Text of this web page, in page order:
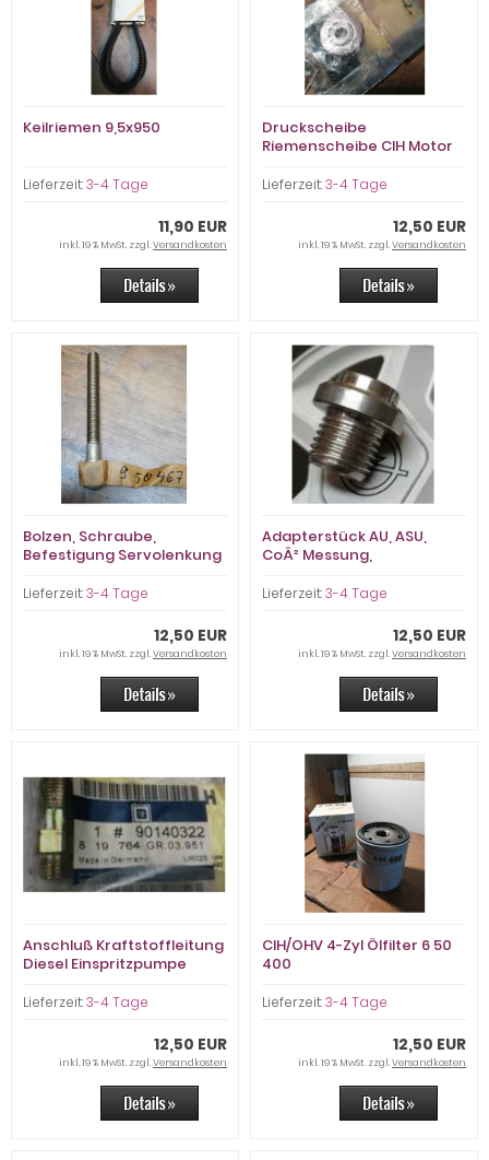
Keilriemen 9,5x950
Lieferzeit:3-4 Tage
11,90 EUR
inkl. 19 % MwSt. zzgl.Versandkosten
Druckscheibe
Riemenscheibe CIH Motor
Lieferzeit:3-4 Tage
12,50 EUR
inkl. 19 % MwSt. zzgl.Versandkosten
Bolzen, Schraube,
Befestigung Servolenkung
Lieferzeit:3-4 Tage
12,50 EUR
inkl. 19 % MwSt. zzgl.Versandkosten
Adapterstück AU, ASU,
CoÂ² Messung,
Lieferzeit:3-4 Tage
12,50 EUR
inkl. 19 % MwSt. zzgl.Versandkosten
Anschluß Kraftstoffleitung
Diesel Einspritzpumpe
Lieferzeit:3-4 Tage
12,50 EUR
inkl. 19 % MwSt. zzgl.Versandkosten
CIH/OHV 4-Zyl Ölfilter 6 50
400
Lieferzeit:3-4 Tage
12,50 EUR
inkl. 19 % MwSt. zzgl.Versandkosten